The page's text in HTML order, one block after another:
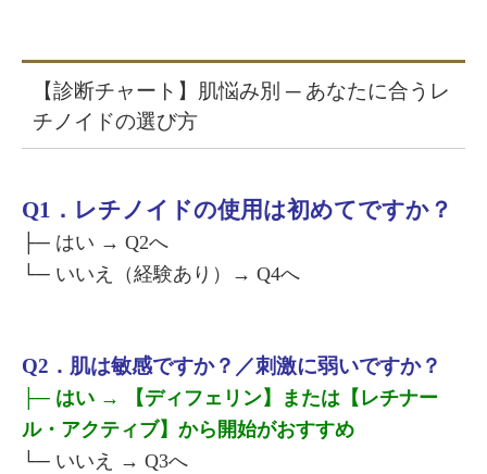
【診断チャート】肌悩み別 ─ あなたに合うレ
チノイドの選び方
Q1．レチノイドの使用は初めてですか？
├─ はい → Q2へ
└─ いいえ（経験あり）→ Q4へ
Q2．肌は敏感ですか？／刺激に弱いですか？
├─ はい → 【ディフェリン】または【レチナー
ル・アクティブ】から開始がおすすめ
└─ いいえ → Q3へ